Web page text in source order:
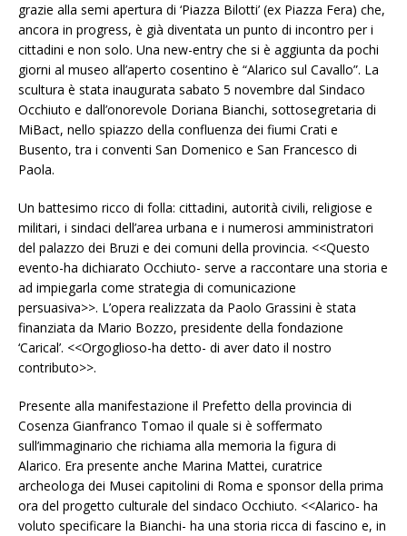
grazie alla semi apertura di ‘Piazza Bilotti’ (ex Piazza Fera) che,
ancora in progress, è già diventata un punto di incontro per i
cittadini e non solo. Una new-entry che si è aggiunta da pochi
giorni al museo all’aperto cosentino è “Alarico sul Cavallo”. La
scultura è stata inaugurata sabato 5 novembre dal Sindaco
Occhiuto e dall’onorevole Doriana Bianchi, sottosegretaria di
MiBact, nello spiazzo della confluenza dei fiumi Crati e
Busento, tra i conventi San Domenico e San Francesco di
Paola.
Un battesimo ricco di folla: cittadini, autorità civili, religiose e
militari, i sindaci dell’area urbana e i numerosi amministratori
del palazzo dei Bruzi e dei comuni della provincia. <<Questo
evento-ha dichiarato Occhiuto- serve a raccontare una storia e
ad impiegarla come strategia di comunicazione
persuasiva>>. L’opera realizzata da Paolo Grassini è stata
finanziata da Mario Bozzo, presidente della fondazione
‘Carical’. <<Orgoglioso-ha detto- di aver dato il nostro
contributo>>.
Presente alla manifestazione il Prefetto della provincia di
Cosenza Gianfranco Tomao il quale si è soffermato
sull’immaginario che richiama alla memoria la figura di
Alarico. Era presente anche Marina Mattei, curatrice
archeologa dei Musei capitolini di Roma e sponsor della prima
ora del progetto culturale del sindaco Occhiuto. <<Alarico- ha
voluto specificare la Bianchi- ha una storia ricca di fascino e, in